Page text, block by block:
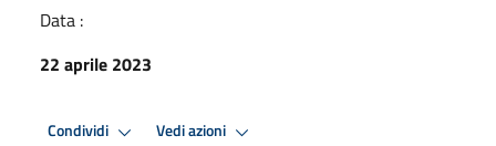
Data :
22 aprile 2023
Condividi Vedi azioni